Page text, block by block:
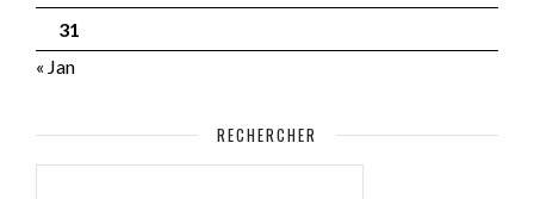
31
« Jan
RECHERCHER